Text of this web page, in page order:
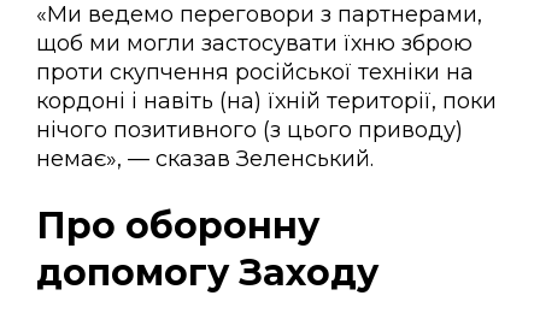
«Ми ведемо переговори з партнерами,
щоб ми могли застосувати їхню зброю
проти скупчення російської техніки на
кордоні і навіть (на) їхній території, поки
нічого позитивного (з цього приводу)
немає», — сказав Зеленський.
Про оборонну
допомогу Заходу